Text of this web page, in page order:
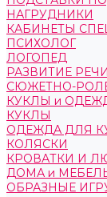
НАГРУДНИКИ
КАБИНЕТЫ
ПСИХОЛОГ
ЛОГОПЕД
РАЗВИТИЕ РЕЧИ
СЮЖЕТНО-
КУКЛЫ и
КУКЛЫ
ОДЕЖДА ДЛЯ
КОЛЯСКИ
КРОВАТКИ И
ДОМА и
ОБРАЗНЫЕ